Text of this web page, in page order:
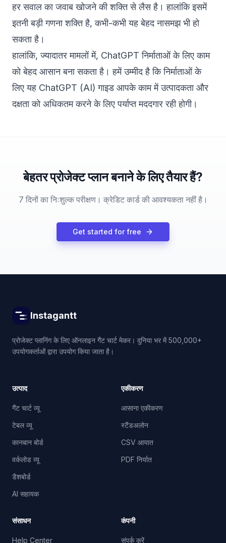
हर सवाल का जवाब खोजने की शक्ति से लैस है। हालांकि इसमें
इतनी बड़ी गणना शक्ति है, कभी-कभी यह बेहद नासमझ भी हो
सकता है।
हालांकि, ज्यादातर मामलों में, ChatGPT निर्माताओं के लिए काम
को बेहद आसान बना सकता है। हमें उम्मीद है कि निर्माताओं के
लिए यह ChatGPT (AI) गाइड आपके काम में उत्पादकता और
दक्षता को अधिकतम करने के लिए पर्याप्त मददगार रही होगी।
बेहतर प्रोजेक्ट प्लान बनाने के लिए तैयार हैं?
7 दिनों का निःशुल्क परीक्षण। क्रेडिट कार्ड की आवश्यकता नहीं है।
Get started for free
Instagantt
प्रोजेक्ट प्लानिंग के लिए ऑनलाइन गैंट चार्ट मेकर। दुनिया भर में 500,000+
उपयोगकर्ताओं द्वारा उपयोग किया जाता है।
उत्पाद
गैंट चार्ट व्यू
टेबल व्यू
कानबान बोर्ड
वर्कलोड व्यू
डैशबोर्ड
AI सहायक
एकीकरण
आसाना एकीकरण
स्टैंडअलोन
CSV आयात
PDF निर्यात
संसाधन
Help Center
कंपनी
संपर्क करें